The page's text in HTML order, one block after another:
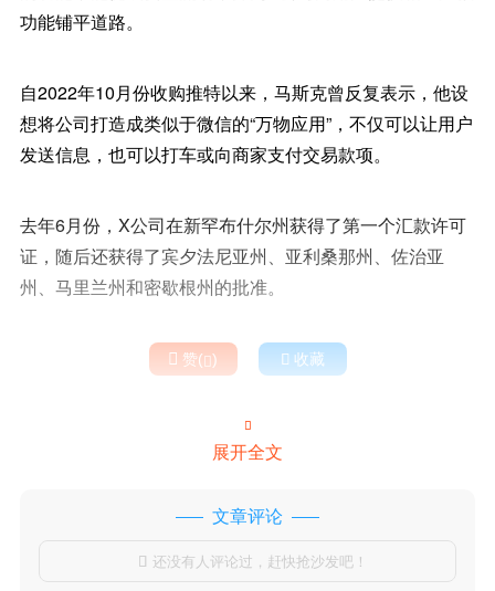
功能铺平道路。
自2022年10月份收购推特以来，马斯克曾反复表示，他设
想将公司打造成类似于微信的“万物应用”，不仅可以让用户
发送信息，也可以打车或向商家支付交易款项。
去年6月份，X公司在新罕布什尔州获得了第一个汇款许可
证，随后还获得了宾夕法尼亚州、亚利桑那州、佐治亚
州、马里兰州和密歇根州的批准。
 赞()  收藏

展开全文
文章评论
 还没有人评论过，赶快抢沙发吧！